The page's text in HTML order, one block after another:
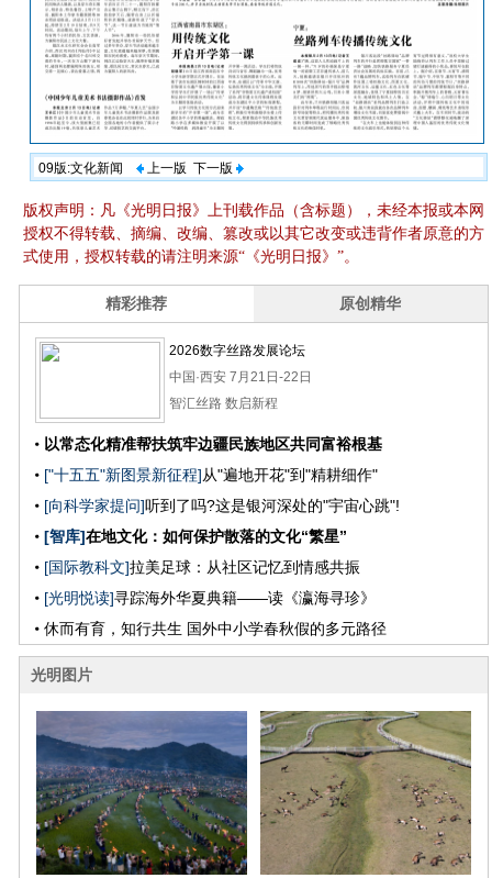
09版:文化新闻 上一版 下一版
版权声明：凡《光明日报》上刊载作品（含标题），未经本报或本网
授权不得转载、摘编、改编、篡改或以其它改变或违背作者原意的方
式使用，授权转载的请注明来源“《光明日报》”。